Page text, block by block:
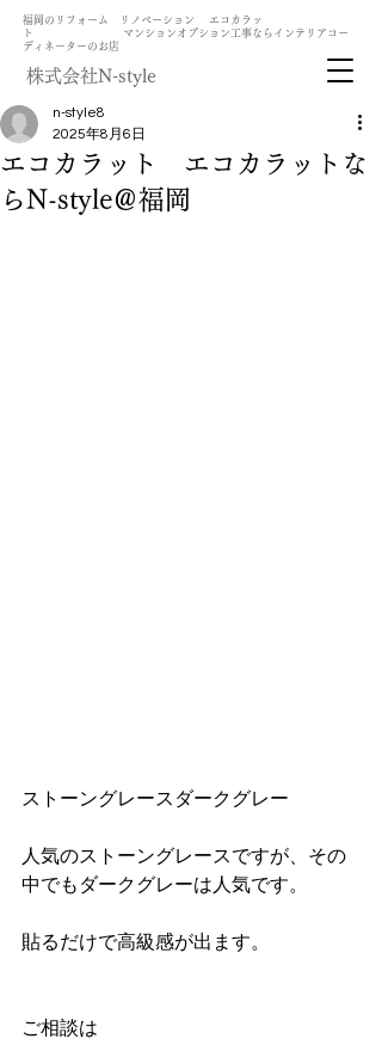
​福岡のリフォーム リノベーション エコカラッ
ト マンションオプション工事ならインテリアコー
ディネーターのお店
​株式会社N-style
エコカラット エコカラットな
らN-style＠福岡
n-style8
2025年8月6日
ストーングレースダークグレー
人気のストーングレースですが、その
中でもダークグレーは人気です。
貼るだけで高級感が出ます。
ご相談は